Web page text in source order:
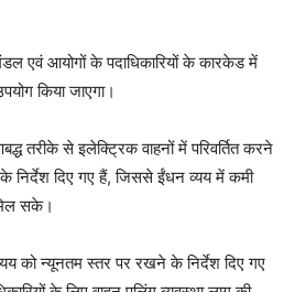
एवं आयोगों के पदाधिकारियों के कारकेड में
किया जाएगा।
तरीके से इलेक्ट्रिक वाहनों में परिवर्तित करने
निर्देश दिए गए हैं, जिससे ईंधन व्यय में कमी
सके।
को न्यूनतम स्तर पर रखने के निर्देश दिए गए